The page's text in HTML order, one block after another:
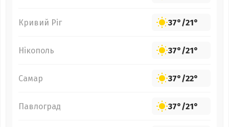
Кривий Ріг 37°/21°
Нікополь 37°/21°
Самар 37°/22°
Павлоград 37°/21°